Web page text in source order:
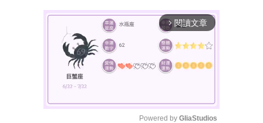
arrow_forward_ios 閱讀文章
Powered by GliaStudios